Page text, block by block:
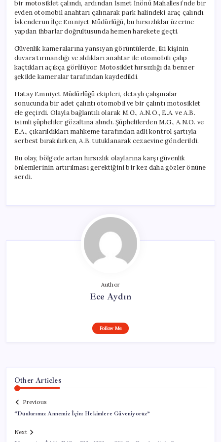
bir motosiklet çalındı, ardından İsmet İnönü Mahallesi’nde bir
evden otomobil anahtarı çalınarak park halindeki araç çalındı.
İskenderun İlçe Emniyet Müdürlüğü, bu hırsızlıklar üzerine
yapılan ihbarlar doğrultusunda hemen harekete geçti.
Güvenlik kameralarına yansıyan görüntülerde, iki kişinin
duvara tırmandığı ve aldıkları anahtar ile otomobili çalıp
kaçtıkları açıkça görülüyor. Motosiklet hırsızlığı da benzer
şekilde kameralar tarafından kaydedildi.
Hatay Emniyet Müdürlüğü ekipleri, detaylı çalışmalar
sonucunda bir adet çalıntı otomobil ve bir çalıntı motosiklet
ele geçirdi. Olayla bağlantılı olarak M.G., A.N.O., E.A. ve A.B.
isimli şüpheliler gözaltına alındı. Şüphelilerden M.G., A.N.O. ve
E.A., çıkarıldıkları mahkeme tarafından adli kontrol şartıyla
serbest bırakılırken, A.B. tutuklanarak cezaevine gönderildi.
Bu olay, bölgede artan hırsızlık olaylarına karşı güvenlik
önlemlerinin artırılması gerektiğini bir kez daha gözler önüne
serdi.
Author
Ece Aydın
Follow Me
Other Articles
Previous
“Dualarımız Annemiz İçin: Hekimlere Güveniyoruz”
Next